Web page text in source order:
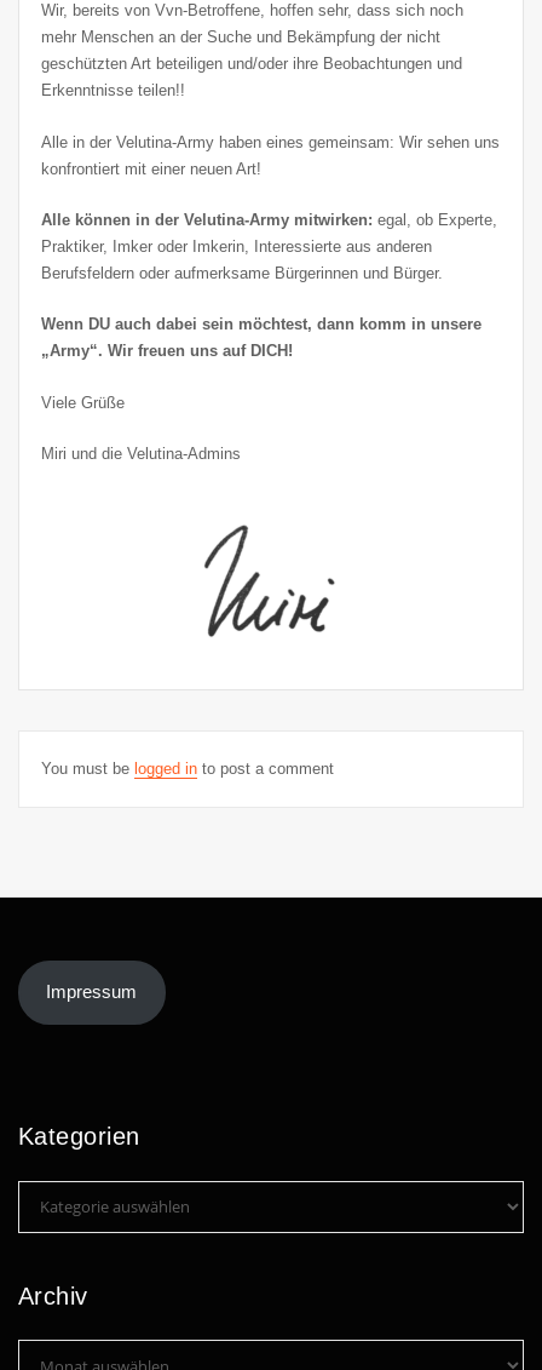
Wir, bereits von Vvn-Betroffene, hoffen sehr, dass sich noch
mehr Menschen an der Suche und Bekämpfung der nicht
geschützten Art beteiligen und/oder ihre Beobachtungen und
Erkenntnisse teilen!!
Alle in der Velutina-Army haben eines gemeinsam: Wir sehen uns
konfrontiert mit einer neuen Art!
Alle können in der Velutina-Army mitwirken: egal, ob Experte,
Praktiker, Imker oder Imkerin, Interessierte aus anderen
Berufsfeldern oder aufmerksame Bürgerinnen und Bürger.
Wenn DU auch dabei sein möchtest, dann komm in unsere
„Army“. Wir freuen uns auf DICH!
Viele Grüße
Miri und die Velutina-Admins
You must be logged into post a comment
Impressum
Kategorien
Archiv